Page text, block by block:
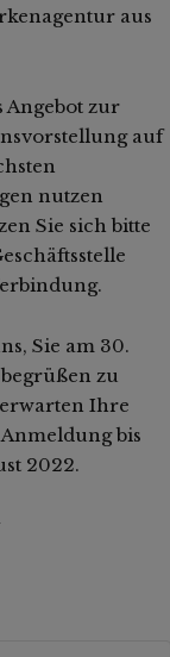
aus
Angebot zur
auf
nutzen
Sie sich bitte
Sie am 30.
zu
Ihre
bis
2022.